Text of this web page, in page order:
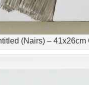
(Nairs) –